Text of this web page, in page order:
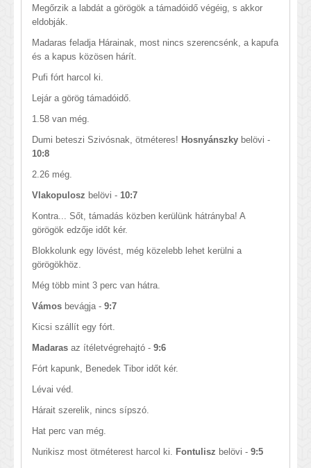
Megőrzik a labdát a görögök a támadóidő végéig, s akkor
eldobják.
Madaras feladja Hárainak, most nincs szerencsénk, a kapufa
és a kapus közösen hárít.
Pufi fórt harcol ki.
Lejár a görög támadóidő.
1.58 van még.
Dumi beteszi Szivósnak, ötméteres! Hosnyánszky belövi -
10:8
2.26 még.
Vlakopulosz belövi - 10:7
Kontra... Sőt, támadás közben kerülünk hátrányba! A
görögök edzője időt kér.
Blokkolunk egy lövést, még közelebb lehet kerülni a
görögökhöz.
Még több mint 3 perc van hátra.
Vámos bevágja - 9:7
Kicsi szállít egy fórt.
Madaras az ítéletvégrehajtó - 9:6
Fórt kapunk, Benedek Tibor időt kér.
Lévai véd.
Hárait szerelik, nincs sípszó.
Hat perc van még.
Nurikisz most ötméterest harcol ki. Fontulisz belövi - 9:5